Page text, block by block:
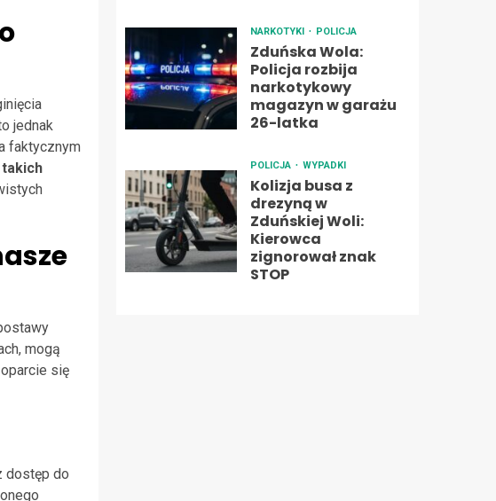
jednak
faktycznym
takich
mogą
się
dostęp do
NARKOTYKI POLICJA
Zduńska Wola:
Policja rozbija
narkotykowy
magazyn w garażu
26-latka
POLICJA WYPADKI
Kolizja busa z
drezyną w
Zduńskiej Woli:
Kierowca
zignorował znak
STOP